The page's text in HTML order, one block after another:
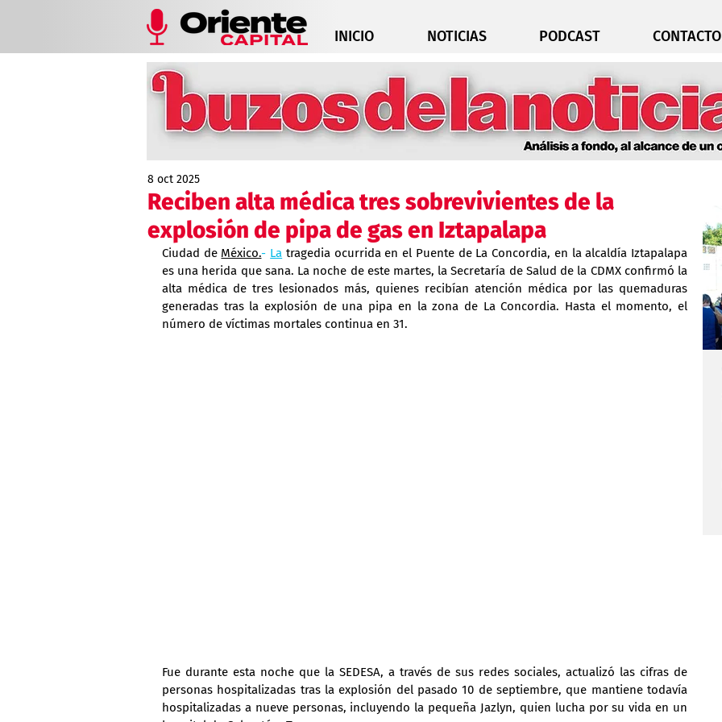
INICIO NOTICIAS PODCAST CONTACTO
Reciben alta médica tres sobrevivientes de la
explosión de pipa de gas en Iztapalapa
8 oct 2025
Ciudad de México.- La tragedia ocurrida en el Puente de La Concordia, en la alcaldía Iztapalapa
es una herida que sana. La noche de este martes, la Secretaría de Salud de la CDMX confirmó la
alta médica de tres lesionados más, quienes recibían atención médica por las quemaduras
generadas tras la explosión de una pipa en la zona de La Concordia. Hasta el momento, el
número de víctimas mortales continua en 31.
Fue durante esta noche que la SEDESA, a través de sus redes sociales, actualizó las cifras de
personas hospitalizadas tras la explosión del pasado 10 de septiembre, que mantiene todavía
hospitalizadas a nueve personas, incluyendo la pequeña Jazlyn, quien lucha por su vida en un